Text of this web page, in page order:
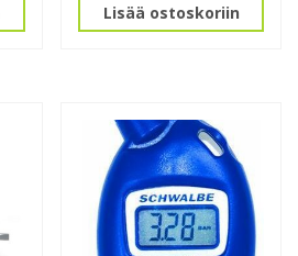
Lisää ostoskoriin